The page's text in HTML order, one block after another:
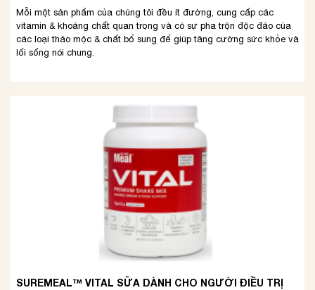
Mỗi một sản phẩm của chúng tôi đều ít đường, cung cấp các
vitamin & khoáng chất quan trọng và có sự pha trộn độc đáo của
các loại thảo mộc & chất bổ sung để giúp tăng cường sức khỏe và
lối sống nói chung.
SUREMEAL™ VITAL SỮA DÀNH CHO NGƯỜI ĐIỀU TRỊ